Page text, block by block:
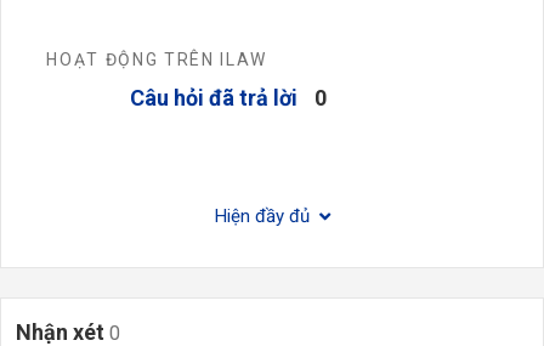
HOẠT ĐỘNG TRÊN ILAW
Câu hỏi đã trả lời 0
Hiện đầy đủ
Nhận xét 0